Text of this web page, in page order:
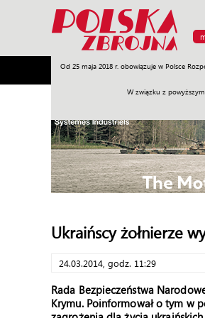
Od 25 maja 2018 r. obowiązuje w Polsce
W związku z
Armia Poligon Sprzęt
Ukraińscy żołnierze
24.03.2014, godz. 11:29
Rada Bezpieczeństwa
Krymu. Poinformował o tym w